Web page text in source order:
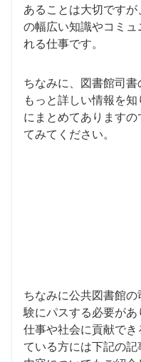
あることは大切です
の幅広い知識やコミ
れる仕事です。
ちなみに、図書館司書
もっと詳しい情報を
にまとめてあります
てみてください。
ちなみに公共図書館
験にパスする必要が
仕事や社会に貢献でき
ている方には下記の